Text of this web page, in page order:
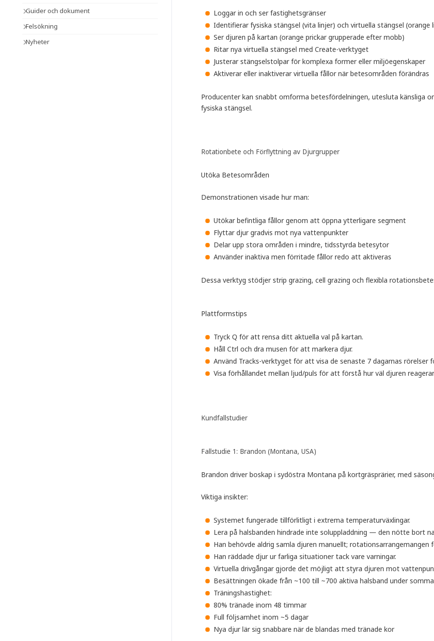
Guider och dokument
Felsökning
Nyheter
Loggar in och ser fastighetsgränser
Identifierar fysiska stängsel (vita linjer) och virtuella stängsel (orange
Ser djuren på kartan (orange prickar grupperade efter mobb)
Ritar nya virtuella stängsel med Create-verktyget
Justerar stängselstolpar för komplexa former eller miljöegenskaper
Aktiverar eller inaktiverar virtuella fållor när betesområden förändras
Producenter kan snabbt omforma betesfördelningen, utesluta känsliga
fysiska stängsel.
Rotationbete och Förflyttning av Djurgrupper
Utöka Betesområden
Demonstrationen visade hur man:
Utökar befintliga fållor genom att öppna ytterligare segment
Flyttar djur gradvis mot nya vattenpunkter
Delar upp stora områden i mindre, tidsstyrda betesytor
Använder inaktiva men förritade fållor redo att aktiveras
Dessa verktyg stödjer strip grazing, cell grazing och flexibla
Plattformstips
Tryck Q för att rensa ditt aktuella val på kartan.
Håll Ctrl och dra musen för att markera djur.
Använd Tracks-verktyget för att visa de senaste 7 dagarnas rörelser
Visa förhållandet mellan ljud/puls för att förstå hur väl djuren
Kundfallstudier
Fallstudie 1: Brandon (Montana, USA)
Brandon driver boskap i sydöstra Montana på kortgräsprärier, med
Viktiga insikter:
Systemet fungerade tillförlitligt i extrema temperaturväxlingar.
Lera på halsbanden hindrade inte soluppladdning — den nötte bort
Han behövde aldrig samla djuren manuellt;
Han räddade djur ur farliga situationer tack vare varningar.
Virtuella drivgångar gjorde det möjligt att styra djuren mot
Besättningen ökade från ~100 till ~700 aktiva halsband under
Träningshastighet:
80% tränade inom 48 timmar
Full följsamhet inom ~5 dagar
Nya djur lär sig snabbare när de blandas med tränade kor